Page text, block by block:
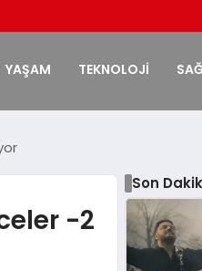
YAŞAM TEKNOLOJİ
-2
Son